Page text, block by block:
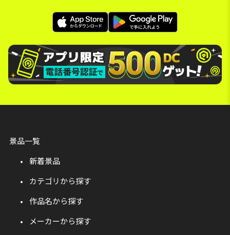
景品一覧
新着景品
カテゴリから探す
作品名から探す
メーカーから探す